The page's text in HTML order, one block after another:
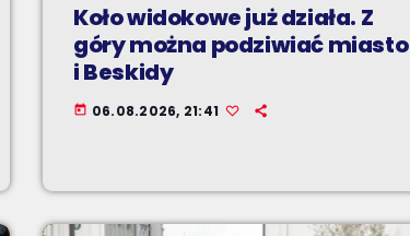
Koło widokowe już działa. Z
góry można podziwiać miasto
i Beskidy
today 06.08.2026, 21:41